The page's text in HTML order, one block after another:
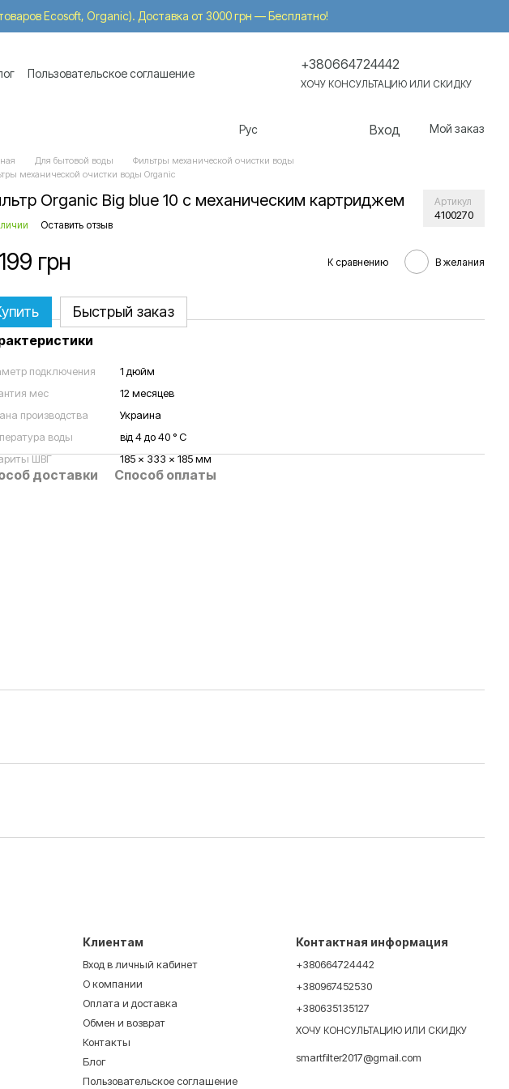
Ecosoft, Organic). Доставка от 3000 грн — Бесплатно!
Пользовательское соглашение
+380664724442
ХОЧУ КОНСУЛЬТАЦИЮ ИЛИ СКИДКУ
Рус Вход Мой заказ
Для бытовой воды
Фильтры механической очистки воды
механической очистки воды Organic
Organic Big blue 10 с механическим картриджем Артикул
4100270
Оставить отзыв
грн К сравнению В желания
Быстрый заказ
подключения
1 дюйм
мес
12 месяцев
производства
Украина
воды
від 4 до 40 ° C
ШВГ
185 x 333 x 185 мм
доставки Способ оплаты
Клиентам
Вход в личный кабинет
О компании
Оплата и доставка
Обмен и возврат
Контакты
Блог
Пользовательское соглашение
Контактная информация
+380664724442
+380967452530
+380635135127
ХОЧУ КОНСУЛЬТАЦИЮ ИЛИ СКИДКУ
smartfilter2017@gmail.com